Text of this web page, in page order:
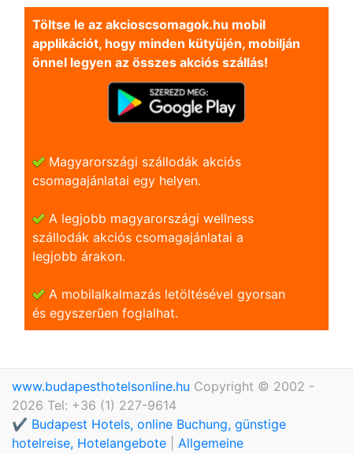
Töltse le az akcioscsomagok.hu mobil
applikációt, hogy minden kütyüjén, mobilján
önnel legyen az összes akciós szállás!
Magyarországi szállodák akciós
csomagajánlatai egy helyen.
A legjobb magyarországi wellness
szállodák akciós csomagajánlatai a
legjobb árakon.
A mobilalkalmazás letöltésével gyorsan
és egyszerũen foglalhat.
www.budapesthotelsonline.hu Copyright © 2002 -
2026 Tel: +36 (1) 227-9614
✔️ Budapest Hotels, online Buchung, günstige
hotelreise, Hotelangebote
Allgemeine